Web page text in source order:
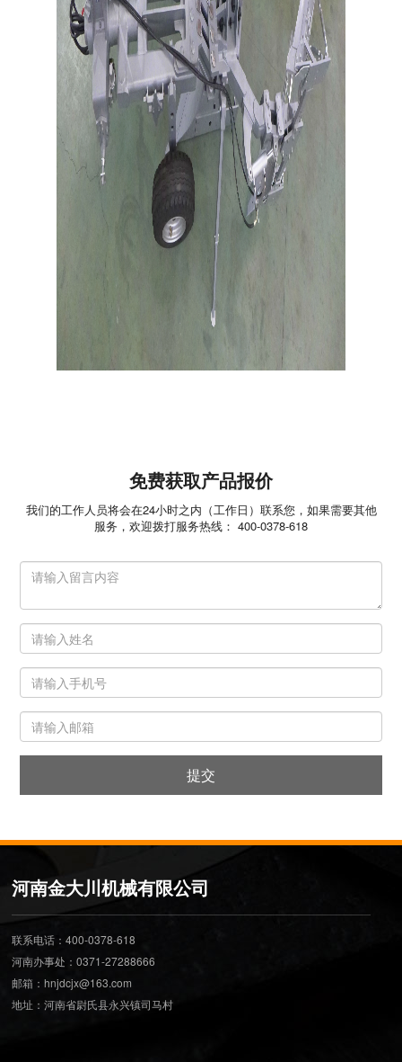
免费获取产品报价
我们的工作人员将会在24小时之内（工作日）联系您，如果需要其他
服务，欢迎拨打服务热线： 400-0378-618
提交
河南金大川机械有限公司
联系电话：400-0378-618
河南办事处：0371-27288666
邮箱：hnjdcjx@163.com
地址：河南省尉氏县永兴镇司马村